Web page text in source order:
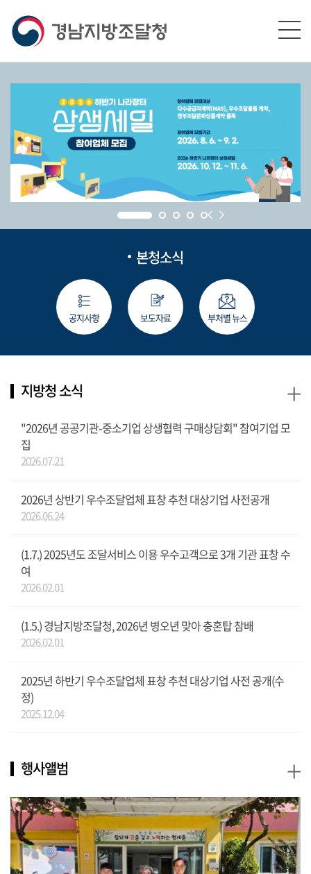
본청소식
공지사항 보도자료 부처별 뉴스
지방청 소식
"2026년 공공기관-중소기업 상생협력 구매상담회" 참여기업 모
집
2026.07.21
2026년 상반기 우수조달업체 표창 추천 대상기업 사전공개
2026.06.24
(1.7.) 2025년도 조달서비스 이용 우수고객으로 3개 기관 표창 수
여
2026.02.01
(1.5.) 경남지방조달청, 2026년 병오년 맞아 충혼탑 참배
2026.02.01
2025년 하반기 우수조달업체 표창 추천 대상기업 사전 공개(수
정)
2025.12.04
+
행사앨범 +